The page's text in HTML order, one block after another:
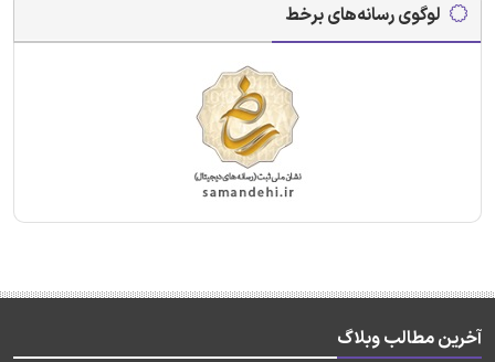
لوگوی رسانه‌های برخط
آخرین مطالب وبلاگ